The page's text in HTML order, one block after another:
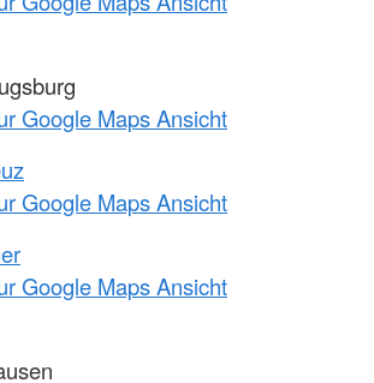
Google Maps Ansicht
Google Maps Ansicht
Google Maps Ansicht